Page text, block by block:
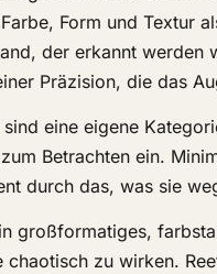
Form und Textur
der erkannt werden
Präzision, die das
eine eigene
Betrachten ein.
durch das, was sie
groß­formatiges,
chaotisch zu wirken.